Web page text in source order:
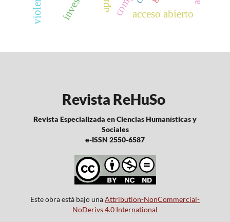
acceso abierto
Revista ReHuSo
Revista Especializada en Ciencias Humanísticas y
Sociales
e-ISSN 2550-6587
Este obra está bajo unaAttribution-NonCommercial-
NoDerivs 4.0 International